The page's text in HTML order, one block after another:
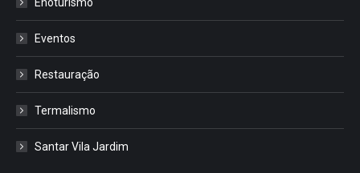
Eventos
Restauração
Termalismo
Santar Vila Jardim